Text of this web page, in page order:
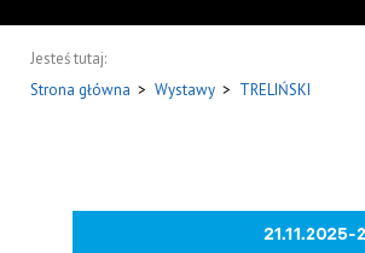
Jesteś tutaj:
Strona główna > Wystawy > TRELIŃSKI